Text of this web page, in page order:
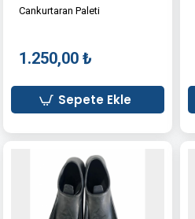
Cankurtaran Paleti
1.250,00 ₺
Sepete Ekle